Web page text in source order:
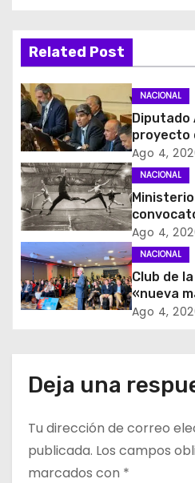
a
c
i
ó
n
d
e
e
r
a
d
Related Post
NACIONAL
Diputado
proyecto
control
estados
Ago 4,
NACIONAL
2027 con
acceso
Ago 4,
NACIONAL
Club de la
«nueva
recursos
Ago 4,
Deja una
Tu dirección de correo
publicada. Los campos
marcados con *